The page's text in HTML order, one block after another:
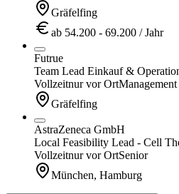
Gräfelfing
ab 54.200 - 69.200 / Jahr
Futrue
Team Lead Einkauf &
Vollzeitnur vor OrtManagement
Gräfelfing
AstraZeneca GmbH
Local Feasibility Lead - Cell
Vollzeitnur vor OrtSenior
München, Hamburg